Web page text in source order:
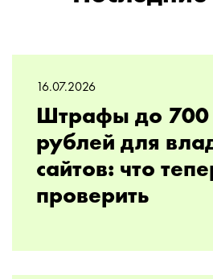
16.07.2026
Штрафы до 700
рублей для
сайтов: что
проверить